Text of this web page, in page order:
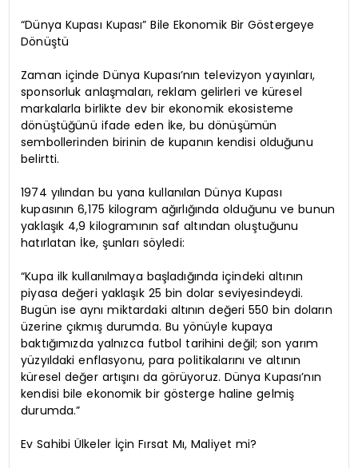
“Dünya Kupası Kupası” Bile Ekonomik Bir Göstergeye
Dönüştü
Zaman içinde Dünya Kupası’nın televizyon yayınları,
sponsorluk anlaşmaları, reklam gelirleri ve küresel
markalarla birlikte dev bir ekonomik ekosisteme
dönüştüğünü ifade eden İke, bu dönüşümün
sembollerinden birinin de kupanın kendisi olduğunu
belirtti.
1974 yılından bu yana kullanılan Dünya Kupası
kupasının 6,175 kilogram ağırlığında olduğunu ve bunun
yaklaşık 4,9 kilogramının saf altından oluştuğunu
hatırlatan İke, şunları söyledi:
“Kupa ilk kullanılmaya başladığında içindeki altının
piyasa değeri yaklaşık 25 bin dolar seviyesindeydi.
Bugün ise aynı miktardaki altının değeri 550 bin doların
üzerine çıkmış durumda. Bu yönüyle kupaya
baktığımızda yalnızca futbol tarihini değil; son yarım
yüzyıldaki enflasyonu, para politikalarını ve altının
küresel değer artışını da görüyoruz. Dünya Kupası’nın
kendisi bile ekonomik bir gösterge haline gelmiş
durumda.”
Ev Sahibi Ülkeler İçin Fırsat Mı, Maliyet mi?